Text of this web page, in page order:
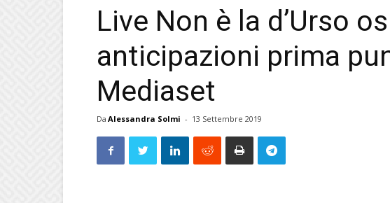
Live Non è la d’Urso
anticipazioni prima
Mediaset
Da Alessandra Solmi - 13 Settembre 2019